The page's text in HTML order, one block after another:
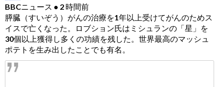
BBCニュース • 2 時間前
膵臓（すいぞう）がんの治療を1年以上受けてがんのためス
イスで亡くなった。ロブション氏はミシュランの「星」を
30個以上獲得し多くの功績を残した。世界最高のマッシュ
ポテトを生み出したことでも有名。